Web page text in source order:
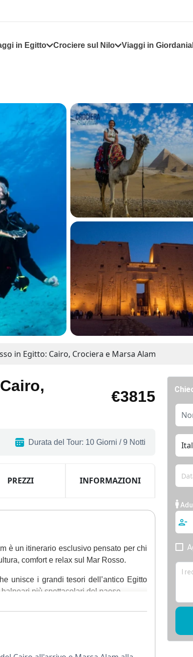
in Egitto Crociere sul Nilo Viaggi in Giordania
in Egitto: Cairo, Crociera e Marsa Alam
€3815
Durata del Tour: 10 Giorni / 9 Notti
PREZZI INFORMAZIONI
è un itinerario esclusivo pensato per chi
comfort e relax sul Mar Rosso.
unisce i grandi tesori dell’antico Egitto
più spettacolari del paese.
e trasferito in hotel per il tuo soggiorno